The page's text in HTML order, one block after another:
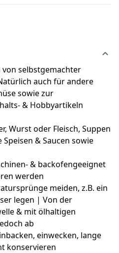
von selbstgemachter
auch für andere
sowie zur
& Hobbyartikeln
Wurst oder Fleisch, Suppen
& Saucen sowie
& backofengeeignet
werden
meiden, z.B. ein
legen | Von der
& mit ölhaltigen
ab
einwecken, lange
konservieren